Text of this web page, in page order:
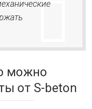
можно
от S-beton